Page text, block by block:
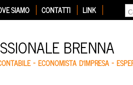
SIAMO CONTATTI LINK
BRENNA
– ECONOMISTA D'IMPRESA –